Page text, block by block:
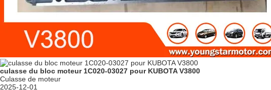
culasse du bloc moteur 1C020-03027 pour KUBOTA V3800
Culasse de moteur
2025-12-01